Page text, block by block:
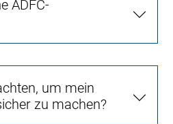
ADFC-
um mein
zu machen?